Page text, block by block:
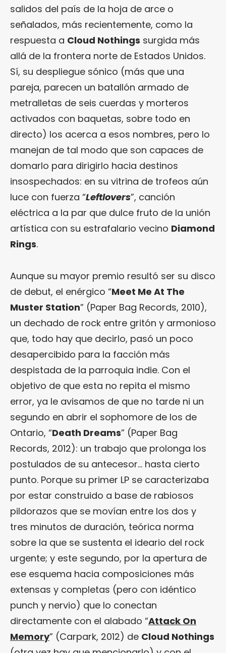
salidos del país de la hoja de arce o
señalados, más recientemente, como la
respuesta a Cloud Nothings surgida más
allá de la frontera norte de Estados Unidos.
Sí, su despliegue sónico (más que una
pareja, parecen un batallón armado de
metralletas de seis cuerdas y morteros
activados con baquetas, sobre todo en
directo) los acerca a esos nombres, pero lo
manejan de tal modo que son capaces de
domarlo para dirigirlo hacia destinos
insospechados: en su vitrina de trofeos aún
luce con fuerza “Leftlovers”, canción
eléctrica a la par que dulce fruto de la unión
artística con su estrafalario vecino Diamond
Rings.
Aunque su mayor premio resultó ser su disco
de debut, el enérgico “Meet Me At The
Muster Station” (Paper Bag Records, 2010),
un dechado de rock entre gritón y armonioso
que, todo hay que decirlo, pasó un poco
desapercibido para la facción más
despistada de la parroquia indie. Con el
objetivo de que esta no repita el mismo
error, ya le avisamos de que no tarde ni un
segundo en abrir el sophomore de los de
Ontario, “Death Dreams” (Paper Bag
Records, 2012): un trabajo que prolonga los
postulados de su antecesor… hasta cierto
punto. Porque su primer LP se caracterizaba
por estar construido a base de rabiosos
pildorazos que se movían entre los dos y
tres minutos de duración, teórica norma
sobre la que se sustenta el ideario del rock
urgente; y este segundo, por la apertura de
ese esquema hacia composiciones más
extensas y completas (pero con idéntico
punch y nervio) que lo conectan
directamente con el alabado “Attack On
Memory” (Carpark, 2012) de Cloud Nothings